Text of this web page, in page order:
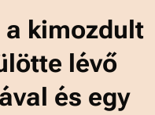
a kimozdult
lévő
és egy